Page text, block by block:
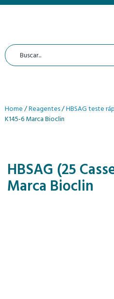
Home/Reagentes/HBSAG teste
K145-6 Marca Bioclin
HBSAG (25
Marca Bioclin